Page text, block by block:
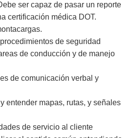
ser capaz de pasar un reporte
certificación médica DOT.
de seguridad
de conducción y de manejo
de comunicación verbal y
entender mapas, rutas, y señales
de servicio al cliente